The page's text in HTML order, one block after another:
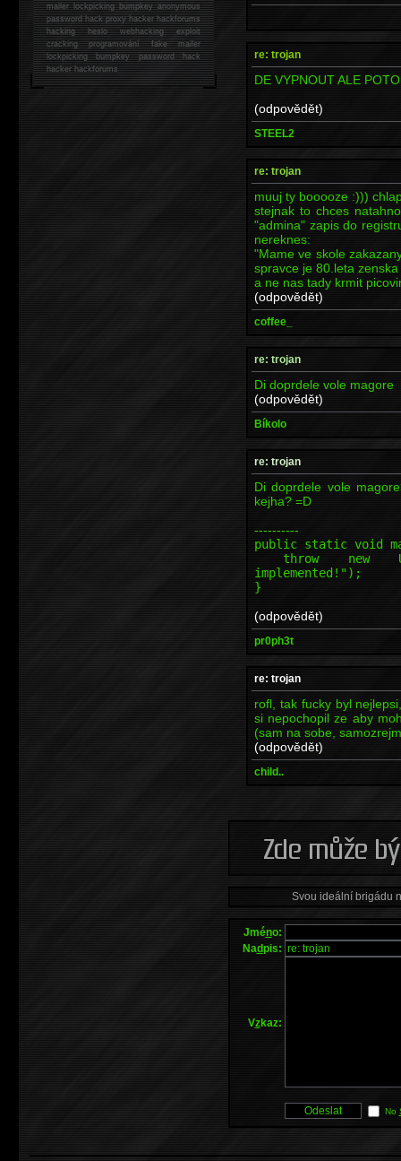
re: trojan
DE VYPNOUT ALE
(odpovědět)
STEEL2
re: trojan
muuj ty booooze :)))
stejnak to chces
"admina" zapis do
nereknes:
"Mame ve skole
spravce je 80.leta
a ne nas tady krmit
(odpovědět)
coffee_
re: trojan
Di doprdele vole magore
(odpovědět)
Bíkolo
re: trojan
Di doprdele vole
kejha? =D
----------
public static void
throw new
implemented!");
}
(odpovědět)
pr0ph3t
re: trojan
rofl, tak fucky byl
si nepochopil ze aby
(sam na sobe,
(odpovědět)
child..
Svou ideální brigádu
Jméno:
Nadpis:
Vzkaz:
No
mailer lockpicking bumpkey anonymous
password hack proxy hacker hackforums
hacking heslo webhacking exploit
cracking programování fake mailer
lockpicking bumpkey password hack
hackerhackforums